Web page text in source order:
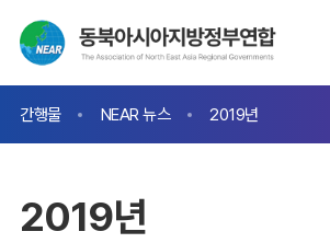
간행물 NEAR 뉴스 2019년
2019년